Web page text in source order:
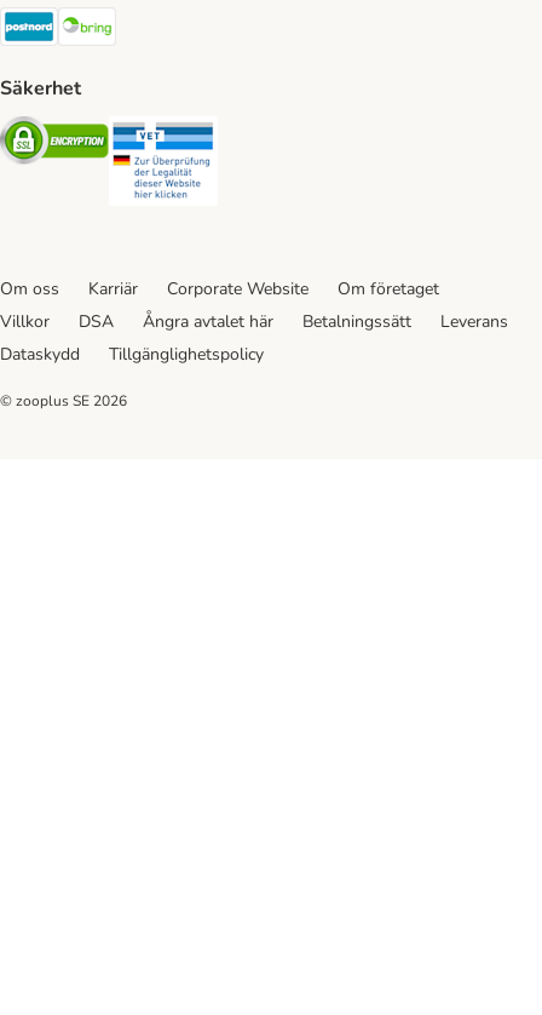
Postnord Shipping Method
Säkerhet
Security
Om oss Karriär Corporate Website
Om företaget
Villkor
DSA Ångra avtalet här Betalningssätt
Leverans
Dataskydd
Tillgänglighetspolicy
© zooplus SE 2026